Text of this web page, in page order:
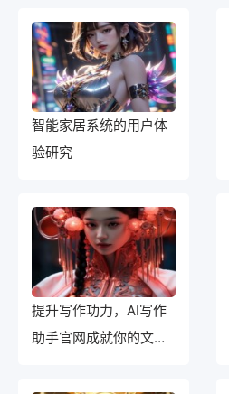
智能家居系统的用户体
验研究
提升写作功力，AI写作
助手官网成就你的文学